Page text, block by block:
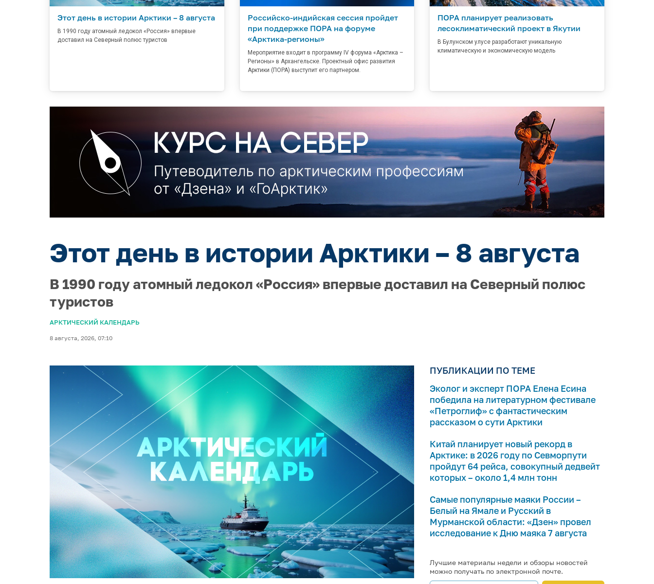
Этот день в истории Арктики – 8 августа
В 1990 году атомный ледокол «Россия» впервые
доставил на Северный полюс туристов
Российско-индийская сессия пройдет
при поддержке ПОРА на форуме
«Арктика-регионы»
Мероприятие входит в программу IV форума «Арктика –
Регионы» в Архангельске. Проектный офис развития
Арктики (ПОРА) выступит его партнером.
ПОРА планирует реализовать
лесоклиматический проект в Якутии
В Булунском улусе разработают уникальную
климатическую и экономическую модель
Этот день в истории Арктики – 8 августа
В 1990 году атомный ледокол «Россия» впервые доставил на Северный полюс
туристов
АРКТИЧЕСКИЙ КАЛЕНДАРЬ
8 августа, 2026, 07:10
ПУБЛИКАЦИИ ПО ТЕМЕ
Эколог и эксперт ПОРА Елена Есина
победила на литературном фестивале
«Петроглиф» с фантастическим
рассказом о сути Арктики
Китай планирует новый рекорд в
Арктике: в 2026 году по Севморпути
пройдут 64 рейса, совокупный дедвейт
которых – около 1,4 млн тонн
Самые популярные маяки России –
Белый на Ямале и Русский в
Мурманской области: «Дзен» провел
исследование к Дню маяка 7 августа
Лучшие материалы недели и обзоры новостей
можно получать по электронной почте.